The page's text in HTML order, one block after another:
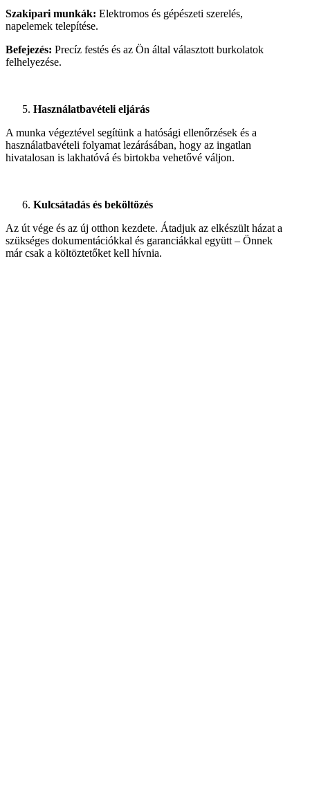
Szakipari munkák: Elektromos és gépészeti szerelés,
napelemek telepítése.
Befejezés: Precíz festés és az Ön által választott burkolatok
felhelyezése.
Használatbavételi eljárás
A munka végeztével segítünk a hatósági ellenőrzések és a
használatbavételi folyamat lezárásában, hogy az ingatlan
hivatalosan is lakhatóvá és birtokba vehetővé váljon.
Kulcsátadás és beköltözés
Az út vége és az új otthon kezdete. Átadjuk az elkészült házat a
szükséges dokumentációkkal és garanciákkal együtt – Önnek
már csak a költöztetőket kell hívnia.